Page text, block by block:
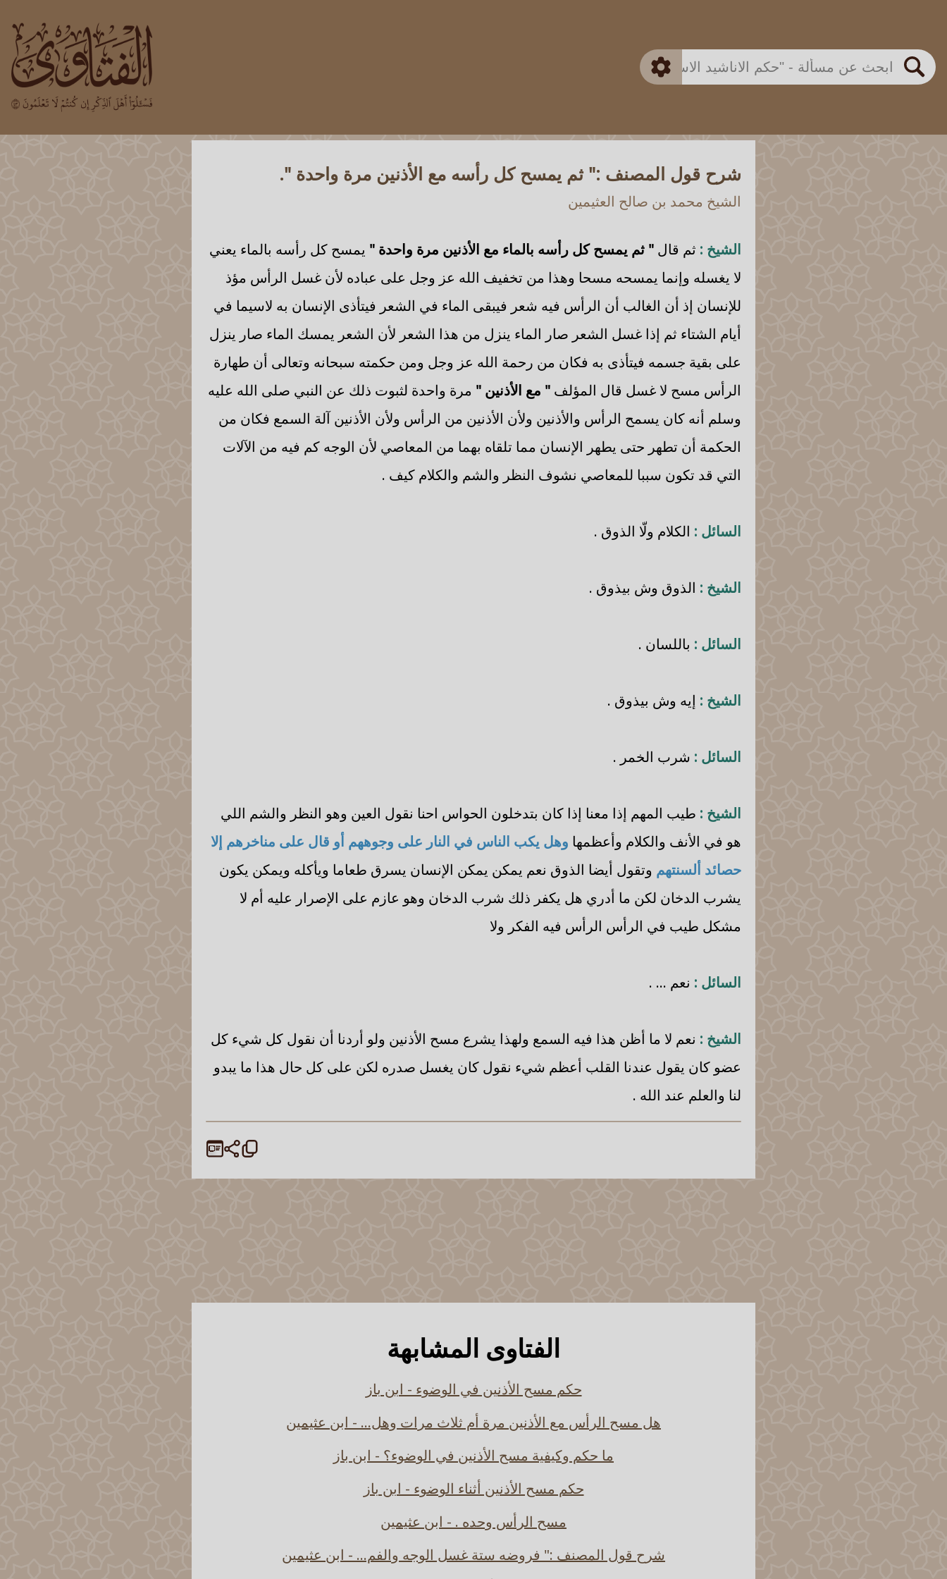
بحث
اللجنة الدائمة
متقدم
شرح قول المصنف :" ثم يمسح كل رأسه مع الأذنين مرة واحدة ".
الشيخ محمد بن صالح العثيمين
الشيخ : ثم قال " ثم يمسح كل رأسه بالماء مع الأذنين مرة واحدة " يمسح كل رأسه بالماء يعني
لا يغسله وإنما يمسحه مسحا وهذا من تخفيف الله عز وجل على عباده لأن غسل الرأس مؤذ
للإنسان إذ أن الغالب أن الرأس فيه شعر فيبقى الماء في الشعر فيتأذى الإنسان به لاسيما في
أيام الشتاء ثم إذا غسل الشعر صار الماء ينزل من هذا الشعر لأن الشعر يمسك الماء صار ينزل
على بقية جسمه فيتأذى به فكان من رحمة الله عز وجل ومن حكمته سبحانه وتعالى أن طهارة
الرأس مسح لا غسل قال المؤلف " مع الأذنين " مرة واحدة لثبوت ذلك عن النبي صلى الله عليه
وسلم أنه كان يسمح الرأس والأذنين ولأن الأذنين من الرأس ولأن الأذنين آلة السمع فكان من
الحكمة أن تطهر حتى يطهر الإنسان مما تلقاه بهما من المعاصي لأن الوجه كم فيه من الآلات
التي قد تكون سببا للمعاصي نشوف النظر والشم والكلام كيف .
السائل : الكلام ولّا الذوق .
الشيخ : الذوق وش بيذوق .
السائل : باللسان .
الشيخ : إيه وش بيذوق .
السائل : شرب الخمر .
الشيخ : طيب المهم إذا معنا إذا كان بتدخلون الحواس احنا نقول العين وهو النظر والشم اللي
هو في الأنف والكلام وأعظمها وهل يكب الناس في النار على وجوههم أو قال على مناخرهم إلا
حصائد ألسنتهم وتقول أيضا الذوق نعم يمكن يمكن الإنسان يسرق طعاما ويأكله ويمكن يكون
يشرب الدخان لكن ما أدري هل يكفر ذلك شرب الدخان وهو عازم على الإصرار عليه أم لا
مشكل طيب في الرأس الرأس فيه الفكر ولا
السائل : نعم ... .
الشيخ : نعم لا ما أظن هذا فيه السمع ولهذا يشرع مسح الأذنين ولو أردنا أن نقول كل شيء كل
عضو كان يقول عندنا القلب أعظم شيء نقول كان يغسل صدره لكن على كل حال هذا ما يبدو
لنا والعلم عند الله .
الفتاوى المشابهة
حكم مسح الأذنين في الوضوء - ابن باز
هل مسح الرأس مع الأذنين مرة أم ثلاث مرات وهل... - ابن عثيمين
ما حكم وكيفية مسح الأذنين في الوضوء؟ - ابن باز
حكم مسح الأذنين أثناء الوضوء - ابن باز
مسح الرأس وحده . - ابن عثيمين
شرح قول المصنف :" فروضه ستة غسل الوجه والفم... - ابن عثيمين